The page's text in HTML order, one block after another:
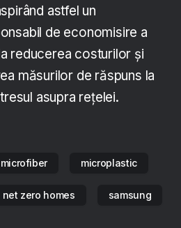
astfel un
de economisire a
reducerea costurilor și
măsurilor de răspuns la
asupra rețelei.
microplastic
net zero homes samsung